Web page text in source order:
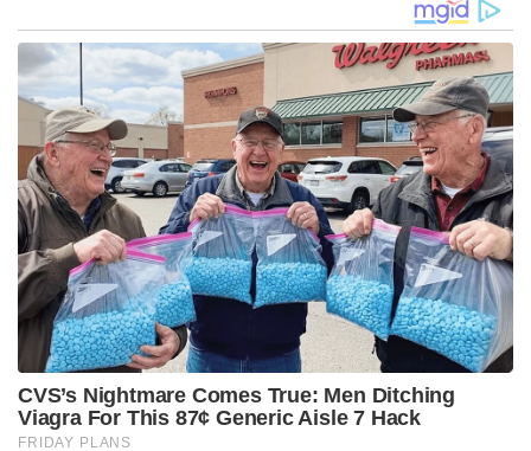
കമാൻഡോകൾ തെരച്ചിൽ തുടരുകയാണ് . ഇത്
ചതുപ്പുനിലമാണ്, കണ്ടൽക്കാടുകളും വേലിയേറ്റ
വെള്ളവും സൈനികരുടെ വെല്ലുവിളി ഉയർത്തുന്നു.
ഓപ്പറേഷൻ ഇപ്പോഴും പുരോഗമിക്കുകയാണ്,‘
ബിഎസ്എഫ് പറയുന്നു.
ഗുജറാത്തിലെ ഭുജിലെ ഹറാമി നല്ല ക്രീക്ക് മേഖലയിൽ
പതിനൊന്ന് പാകിസ്ഥാൻ മത്സ്യബന്ധന ബോട്ടുകൾ
പിടിച്ചെടുത്തതായി ബിഎസ്എഫ് അറിയിച്ചു.
ഫെബ്രുവരി 9 ന് ഗുജറാത്തിലെ ഹറാമി നല്ല എന്ന
പൊതുമേഖലയിലാണ് പാകിസ്ഥാൻ മത്സ്യബന്ധന
ബോട്ടുകളുടെയും മത്സ്യത്തൊഴിലാളികളുടെയും
നുഴഞ്ഞുകയറ്റം കണ്ടെത്തിയത് . രാത്രിയിൽ നടത്തിയ
തിരച്ചിലിൽ പതിനൊന്ന് പാകിസ്ഥാൻ മത്സ്യബന്ധന
ബോട്ടുകൾ പിടിച്ചെടുത്തു.